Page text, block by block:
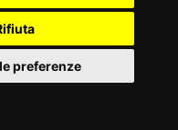
preferenze
comma 1, L. R.